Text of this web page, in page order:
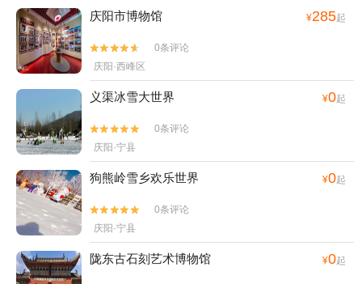
庆阳市博物馆 ¥285起


0条评论
庆阳·西峰区
义渠冰雪大世界 ¥0起


0条评论
庆阳·宁县
狗熊岭雪乡欢乐世界 ¥0起


0条评论
庆阳·宁县
陇东古石刻艺术博物馆 ¥0起